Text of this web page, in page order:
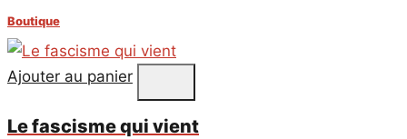
Boutique
Ajouter au panier
Le fascisme qui vient